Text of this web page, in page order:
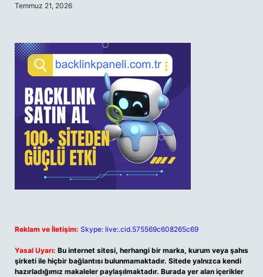
Temmuz 21, 2026
Reklam ve İletişim: Skype: live:.cid.575569c608265c69
Yasal Uyarı: Bu internet sitesi, herhangi bir marka, kurum veya şahıs
şirketi ile hiçbir bağlantısı bulunmamaktadır. Sitede yalnızca kendi
hazırladığımız makaleler paylaşılmaktadır. Burada yer alan içerikler